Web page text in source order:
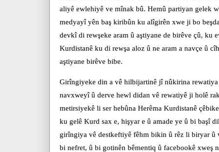
aliyê ewlehiyê ve mînak bû. Hemû partiyan gelek
medyayî yên baş kiribûn ku alîgirên xwe ji bo
devkî di rewşeke aram û aştiyane de birêve çû, ku
Kurdistanê ku di rewşa aloz û ne aram a navçe û
aştiyane birêve bibe.
Girîngiyeke din a vê hilbijartinê jî nûkirina
navxweyî û derve hewl didan vê rewatiyê ji holê
metirsiyekê li ser hebûna Herêma Kurdistanê
ku gelê Kurd sax e, hişyar e û amade ye û bi başî
girîngiya vê destkeftiyê fêhm bikin û rêz li biryar
bi nefret, û bi gotinên bêmentiq û facebookê xweş